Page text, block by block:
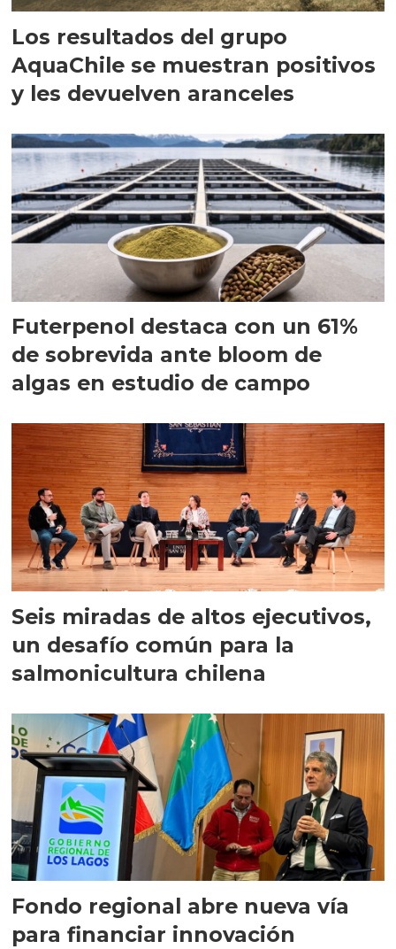
Los resultados del grupo
AquaChile se muestran positivos
y les devuelven aranceles
Futerpenol destaca con un 61%
de sobrevida ante bloom de
algas en estudio de campo
Seis miradas de altos ejecutivos,
un desafío común para la
salmonicultura chilena
Fondo regional abre nueva vía
para financiar innovación